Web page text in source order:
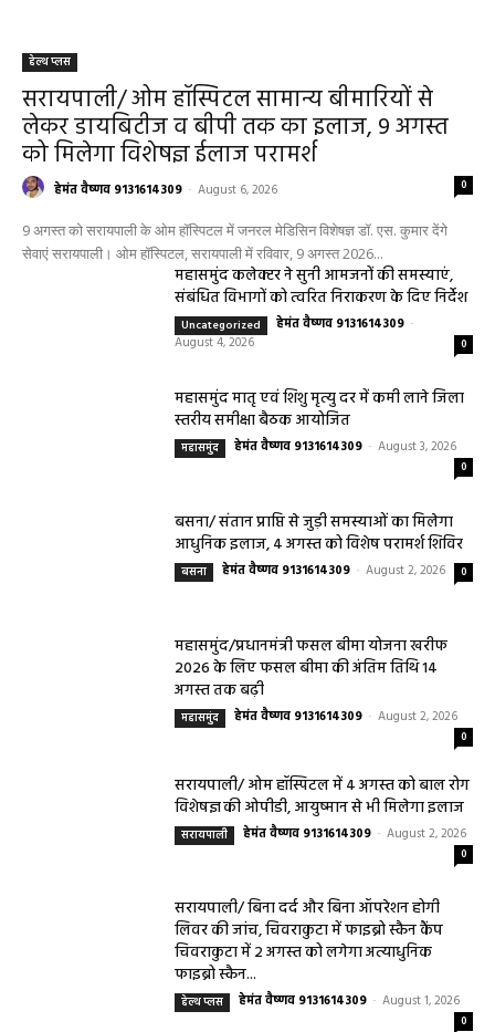
हेल्थ प्लस
सरायपाली/ ओम हॉस्पिटल सामान्य बीमारियों से
लेकर डायबिटीज व बीपी तक का इलाज, 9 अगस्त
को मिलेगा विशेषज्ञ ईलाज परामर्श
हेमंत वैष्णव 9131614309 - August 6, 2026 0
9 अगस्त को सरायपाली के ओम हॉस्पिटल में जनरल मेडिसिन विशेषज्ञ डॉ. एस. कुमार देंगे
सेवाएं सरायपाली। ओम हॉस्पिटल, सरायपाली में रविवार, 9 अगस्त 2026...
महासमुंद कलेक्टर ने सुनी आमजनों की समस्याएं,
संबंधित विभागों को त्वरित निराकरण के दिए निर्देश
Uncategorized हेमंत वैष्णव 9131614309 -
August 4, 2026
0
महासमुंद मातृ एवं शिशु मृत्यु दर में कमी लाने जिला
स्तरीय समीक्षा बैठक आयोजित
महासमुंद हेमंत वैष्णव 9131614309 - August 3, 2026
0
बसना/ संतान प्राप्ति से जुड़ी समस्याओं का मिलेगा
आधुनिक इलाज, 4 अगस्त को विशेष परामर्श शिविर
बसना हेमंत वैष्णव 9131614309 - August 2, 2026 0
महासमुंद/प्रधानमंत्री फसल बीमा योजना खरीफ
2026 के लिए फसल बीमा की अंतिम तिथि 14
अगस्त तक बढ़ी
महासमुंद हेमंत वैष्णव 9131614309 - August 2, 2026
0
सरायपाली/ ओम हॉस्पिटल में 4 अगस्त को बाल रोग
विशेषज्ञ की ओपीडी, आयुष्मान से भी मिलेगा इलाज
सरायपाली हेमंत वैष्णव 9131614309 - August 2, 2026
0
सरायपाली/ बिना दर्द और बिना ऑपरेशन होगी
लिवर की जांच, चिवराकुटा में फाइब्रो स्कैन कैंप
चिवराकुटा में 2 अगस्त को लगेगा अत्याधुनिक
फाइब्रो स्कैन...
हेल्थ प्लस हेमंत वैष्णव 9131614309 - August 1, 2026
0